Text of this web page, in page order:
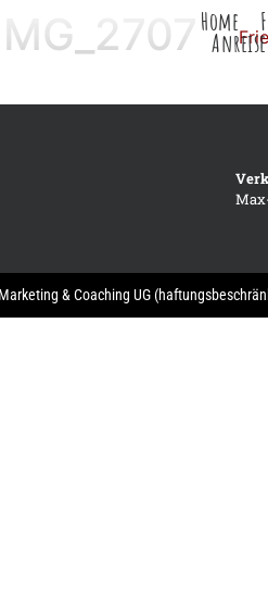
Home
Anreise
& Coaching UG